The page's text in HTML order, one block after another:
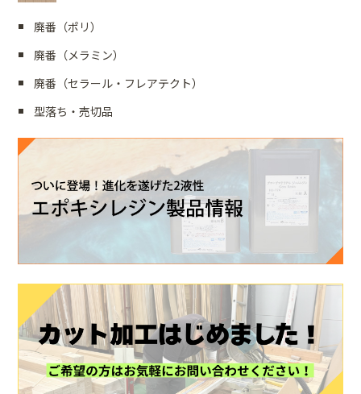
廃番（ポリ）
廃番（メラミン）
廃番（セラール・フレアテクト）
型落ち・売切品